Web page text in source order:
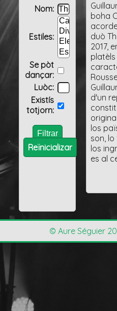
boha
duò
2017,
d'un
los
son,
los
es al
Nom:
Estiles:
Se pòt
dançar:
Luòc:
Existís
totjorn:
Reïnicializar
© Aure Séguier